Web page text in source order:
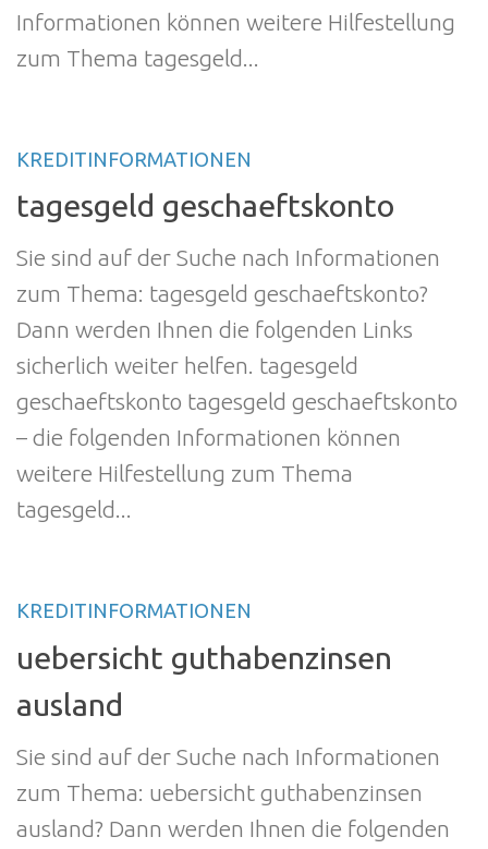
Informationen können weitere Hilfestellung
zum Thema tagesgeld...
KREDITINFORMATIONEN
tagesgeld geschaeftskonto
Sie sind auf der Suche nach Informationen
zum Thema: tagesgeld geschaeftskonto?
Dann werden Ihnen die folgenden Links
sicherlich weiter helfen. tagesgeld
geschaeftskonto tagesgeld geschaeftskonto
– die folgenden Informationen können
weitere Hilfestellung zum Thema
tagesgeld...
KREDITINFORMATIONEN
uebersicht guthabenzinsen
ausland
Sie sind auf der Suche nach Informationen
zum Thema: uebersicht guthabenzinsen
ausland? Dann werden Ihnen die folgenden